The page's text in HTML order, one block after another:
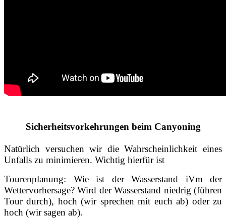
Sicherheitsvorkehrungen beim Canyoning
Natürlich versuchen wir die Wahrscheinlichkeit eines
Unfalls zu minimieren. Wichtig hierfür ist
Tourenplanung: Wie ist der Wasserstand iVm der
Wettervorhersage? Wird der Wasserstand niedrig (führen
Tour durch), hoch (wir sprechen mit euch ab) oder zu
hoch (wir sagen ab).